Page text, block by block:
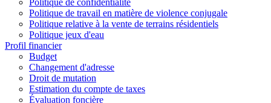
Politique de travail en matière de violence conjugale
Politique relative à la vente de terrains résidentiels
Politique jeux d'eau
Profil financier
Budget
Changement d'adresse
Droit de mutation
Estimation du compte de taxes
Évaluation foncière